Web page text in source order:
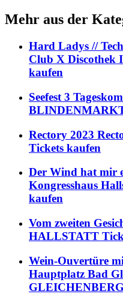
Mehr aus der
Hard Ladys //
Club X Discothek
kaufen
Seefest 3
Rectory 2023
Tickets kaufen
Der Wind hat mir
Kongresshaus
kaufen
Vom zweiten
HALLSTATT
Wein-Ouvertüre
Hauptplatz Bad